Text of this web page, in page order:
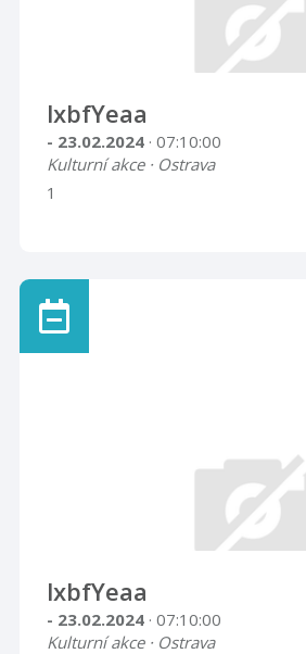
lxbfYeaa
- 23.02.2024 · 07:10:00
Kulturní akce · Ostrava
1
lxbfYeaa
- 23.02.2024 · 07:10:00
Kulturní akce · Ostrava